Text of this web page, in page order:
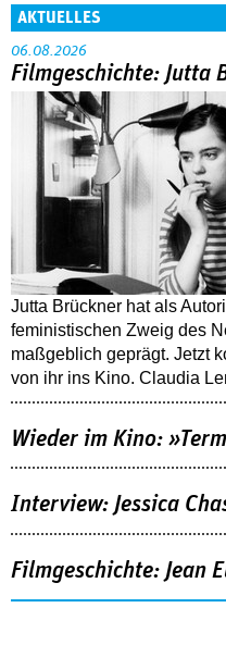
AKTUELLES
06.08.2026
Filmgeschichte: Jutta
Jutta Brückner hat als
feministischen Zweig des
maßgeblich geprägt. Jetzt
von ihr ins Kino. Claudia
Wieder im Kino:
Interview: Jessica
Filmgeschichte: Jean